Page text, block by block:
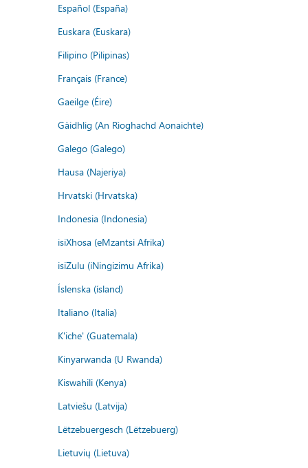
Español (España)
Euskara (Euskara)
Filipino (Pilipinas)
Français (France)
Gaeilge (Éire)
Gàidhlig (An Rìoghachd Aonaichte)
Galego (Galego)
Hausa (Najeriya)
Hrvatski (Hrvatska)
Indonesia (Indonesia)
isiXhosa (eMzantsi Afrika)
isiZulu (iNingizimu Afrika)
Íslenska (ísland)
Italiano (Italia)
K'iche' (Guatemala)
Kinyarwanda (U Rwanda)
Kiswahili (Kenya)
Latviešu (Latvija)
Lëtzebuergesch (Lëtzebuerg)
Lietuvių (Lietuva)